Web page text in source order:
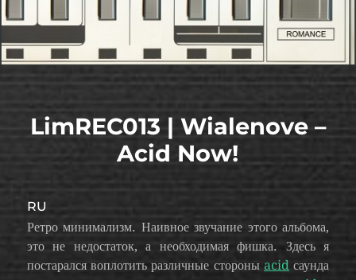
LimREC013 | Wialenove –
Acid Now!
RU
Ретро минимализм. Наивное звучание этого альбома,
это не недостаток, а необходимая фишка. Здесь я
постарался воплотить различные стороныacid саунда